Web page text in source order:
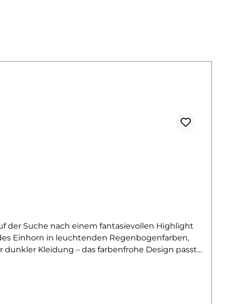
der Suche nach einem fantasievollen Highlight
Einhorn in leuchtenden Regenbogenfarben,
Kleidung – das farbenfrohe Design passt